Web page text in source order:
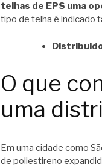
telhas de EPS uma
tipo de telha é indicado
O que
uma
Em uma cidade como
de poliestireno